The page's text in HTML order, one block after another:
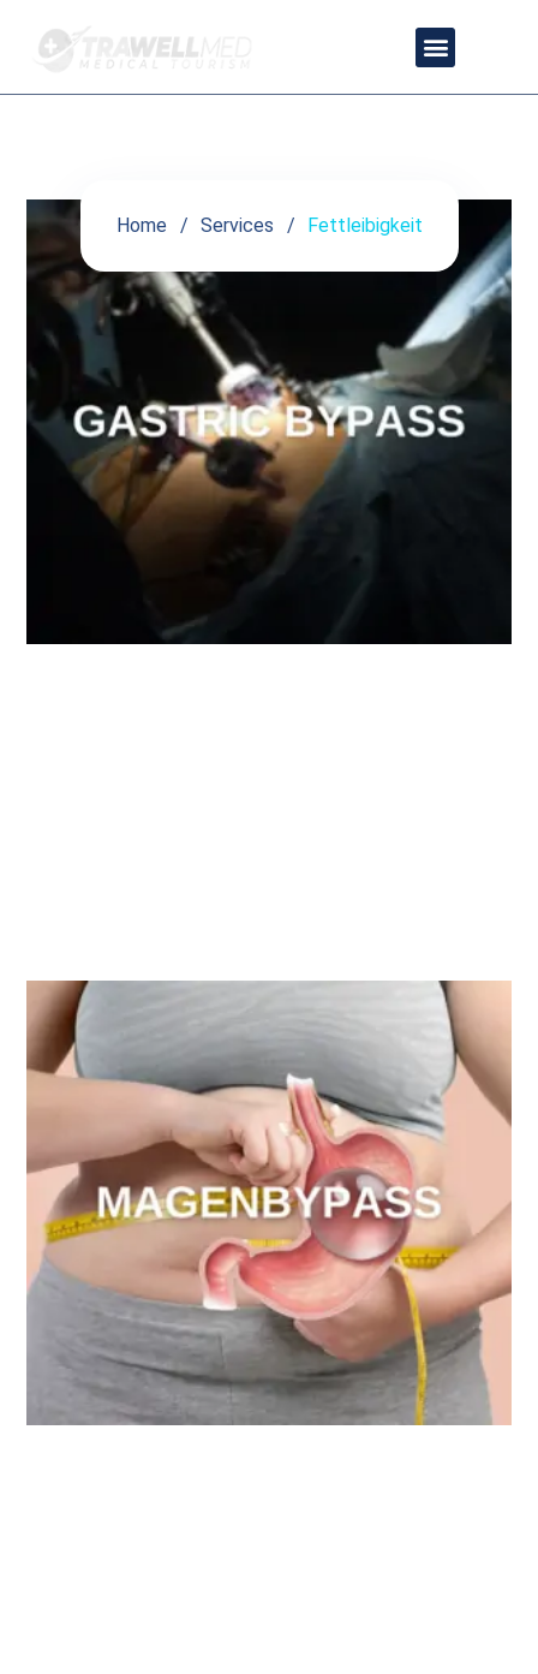
Fettleibigkeit
Home Services Fettleibigkeit